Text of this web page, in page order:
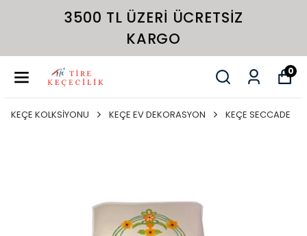
3500 TL ÜZERI ÜCRETSIZ
KARGO
0
KEÇE KOLKSİYONU KEÇE EV DEKORASYON KEÇE SECCADE